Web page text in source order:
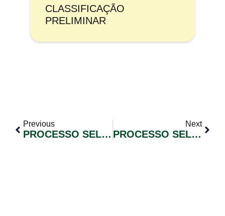
CLASSIFICAÇÃO
PRELIMINAR
Previous
PROCESSO SELETIVO SIMPLIFICADO Nº 007/2025 EDITAL Nº003 HOMOLOGAÇÃO FINAL DAS INSCRIÇÕES
Next
PROCESSO SELETIVO SIMPLIFICADO Nº 005/2025 EDITAL Nº 003 HOMOLOGAÇÃO FINAL DAS INSCRIÇÕES